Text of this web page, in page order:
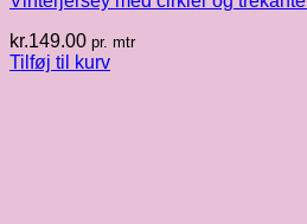
kr.149.00 pr. mtr
Tilføj til kurv